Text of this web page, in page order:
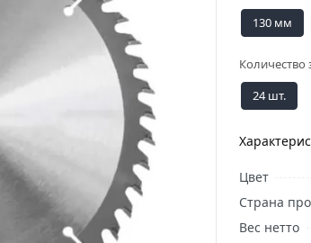
130 мм
Количество
24 шт.
Цвет
Страна
Вес нетто